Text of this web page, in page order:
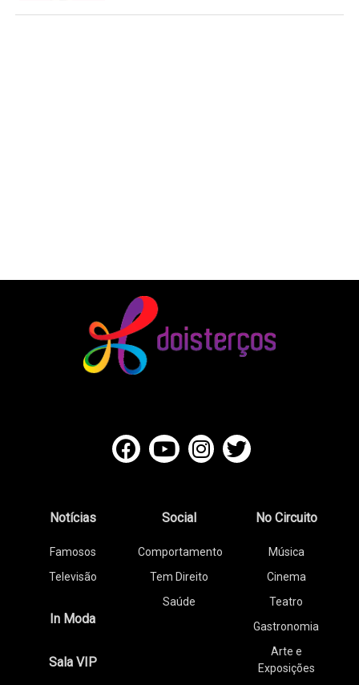
Notícias
Famosos
Televisão
In Moda
Sala VIP
Social
Comportamento
Tem Direito
Saúde
No Circuito
Música
Cinema
Teatro
Gastronomia
Arte e
Exposições